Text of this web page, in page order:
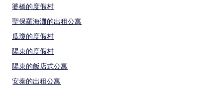
婆橋的度假村
聖保羅海灘的出租公寓
瓜瓊的度假村
陽東的度假村
陽東的飯店式公寓
安泰的出租公寓